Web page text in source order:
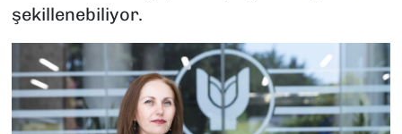
şekillenebiliyor.